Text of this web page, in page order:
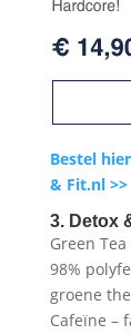
Bestel
& Fit.nl >>
3. Detox
Green
98%
groene
Cafeïne –